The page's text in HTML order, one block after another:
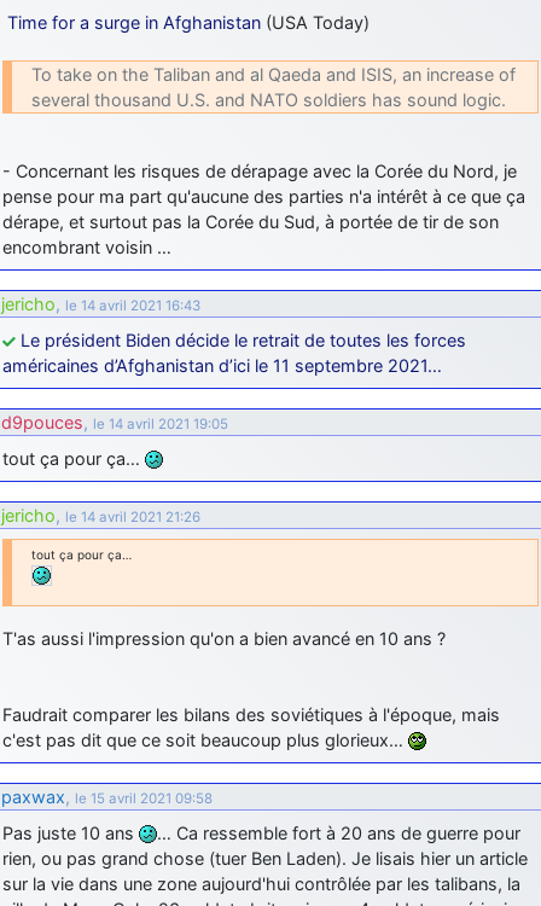
Time for a surge in Afghanistan (USA Today)
To take on the Taliban and al Qaeda and ISIS, an increase of
several thousand U.S. and NATO soldiers has sound logic.
- Concernant les risques de dérapage avec la Corée du Nord, je
pense pour ma part qu'aucune des parties n'a intérêt à ce que ça
dérape, et surtout pas la Corée du Sud, à portée de tir de son
encombrant voisin …
jericho, le 14 avril 2021 16:43
Le président Biden décide le retrait de toutes les forces
américaines d’Afghanistan d’ici le 11 septembre 2021…
d9pouces, le 14 avril 2021 19:05
tout ça pour ça…
jericho, le 14 avril 2021 21:26
tout ça pour ça…
T'as aussi l'impression qu'on a bien avancé en 10 ans ?
Faudrait comparer les bilans des soviétiques à l'époque, mais
c'est pas dit que ce soit beaucoup plus glorieux…
paxwax, le 15 avril 2021 09:58
Pas juste 10 ans
… Ca ressemble fort à 20 ans de guerre pour
rien, ou pas grand chose (tuer Ben Laden). Je lisais hier un article
sur la vie dans une zone aujourd'hui contrôlée par les talibans, la